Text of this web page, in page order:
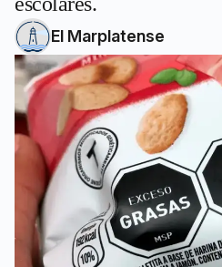
El Marplatense